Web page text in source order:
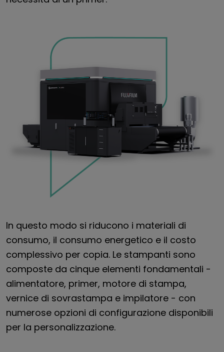
In questo modo si riducono i materiali di
consumo, il consumo energetico e il costo
complessivo per copia. Le stampanti sono
composte da cinque elementi fondamentali -
alimentatore, primer, motore di stampa,
vernice di sovrastampa e impilatore - con
numerose opzioni di configurazione disponibili
per la personalizzazione.